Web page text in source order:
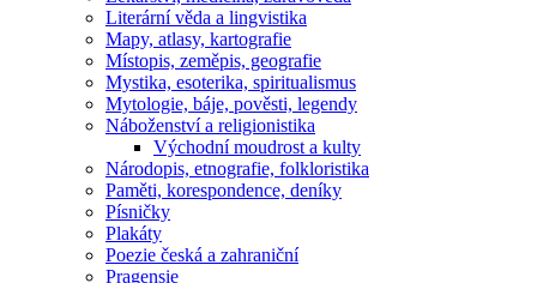
Literární věda a lingvistika
Mapy, atlasy, kartografie
Místopis, zeměpis, geografie
Mystika, esoterika, spiritualismus
Mytologie, báje, pověsti, legendy
Náboženství a religionistika
Východní moudrost a kulty
Národopis, etnografie, folkloristika
Paměti, korespondence, deníky
Písničky
Plakáty
Poezie česká a zahraniční
Pragensie